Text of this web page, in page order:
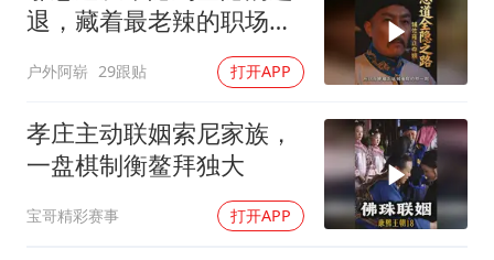
退，藏着最老辣的职场保
户外阿崭 29跟贴 打开APP
孝庄主动联姻索尼家族，
一盘棋制衡鳌拜独大
宝哥精彩赛事 打开APP